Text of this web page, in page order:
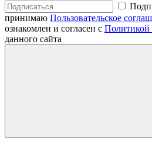
принимаю Пользовательское
ознакомлен и согласен с Политикой
данного сайта